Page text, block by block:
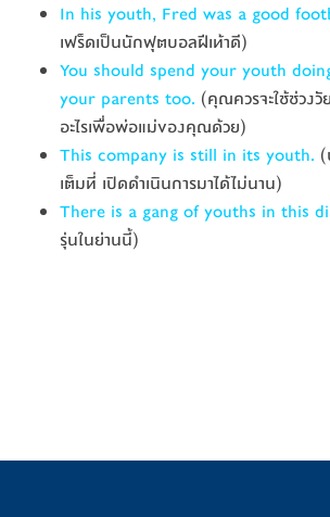
In his youth, Fred was a good
เฟร็ดเป็นนักฟุตบอลฝีเท้าดี)
You should spend your youth
your parents too. (คุณควรจะใช้ช่วง
อะไรเพื่อพ่อแม่ของคุณด้วย)
This company is still in its youth.
เต็มที่ เปิดดำเนินการมาได้ไม่นาน)
There is a gang of youths in this
รุ่นในย่านนี้)